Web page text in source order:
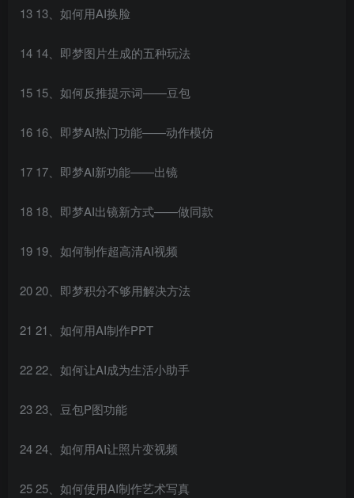
13 13、如何用AI换脸
14 14、即梦图片生成的五种玩法
15 15、如何反推提示词——豆包
16 16、即梦AI热门功能——动作模仿
17 17、即梦AI新功能——出镜
18 18、即梦AI出镜新方式——做同款
19 19、如何制作超高清AI视频
20 20、即梦积分不够用解决方法
21 21、如何用AI制作PPT
22 22、如何让AI成为生活小助手
23 23、豆包P图功能
24 24、如何用AI让照片变视频
25 25、如何使用AI制作艺术写真